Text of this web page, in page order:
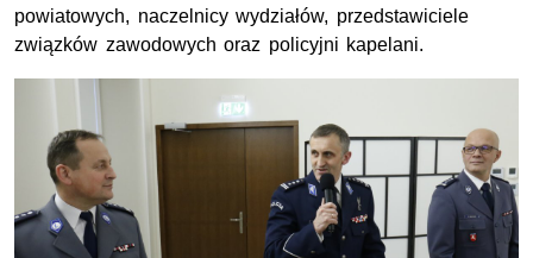
powiatowych, naczelnicy wydziałów, przedstawiciele
związków zawodowych oraz policyjni kapelani.